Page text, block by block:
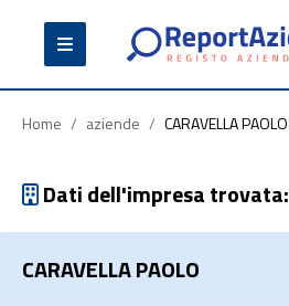
Partita
Iva
Codice
Fiscale
Ragione
Sociale
Cerca
Home / aziende / CARAVELLA PAOLO
Dati dell'impresa trovata:
CARAVELLA PAOLO